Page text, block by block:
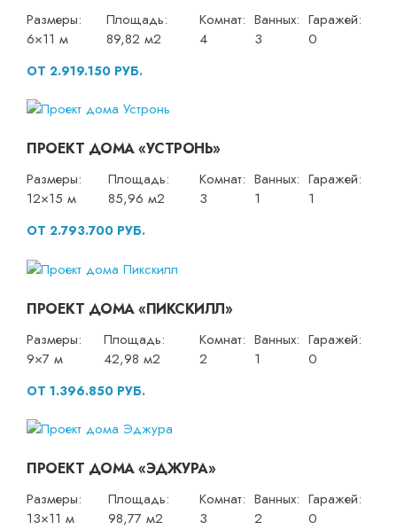
Размеры:
6×11 м
Площадь:
89,82 м2
Комнат:
4
Ванных:
3
Гаражей:
0
ОТ 2.919.150 РУБ.
ПРОЕКТ ДОМА «УСТРОНЬ»
Размеры:
12×15 м
Площадь:
85,96 м2
Комнат:
3
Ванных:
1
Гаражей:
1
ОТ 2.793.700 РУБ.
ПРОЕКТ ДОМА «ПИКСКИЛЛ»
Размеры:
9×7 м
Площадь:
42,98 м2
Комнат:
2
Ванных:
1
Гаражей:
0
ОТ 1.396.850 РУБ.
ПРОЕКТ ДОМА «ЭДЖУРА»
Размеры:
13×11 м
Площадь:
98,77 м2
Комнат:
3
Ванных:
2
Гаражей:
0